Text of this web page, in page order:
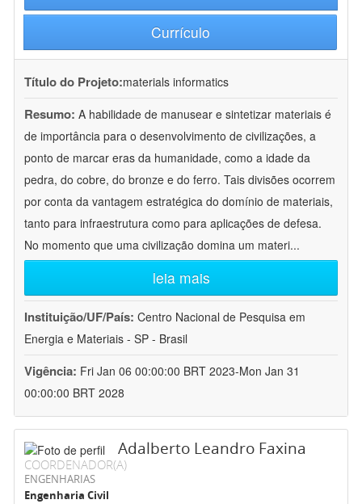
Currículo
Título do Projeto:materials informatics
Resumo: A habilidade de manusear e sintetizar materiais é
de importância para o desenvolvimento de civilizações, a
ponto de marcar eras da humanidade, como a idade da
pedra, do cobre, do bronze e do ferro. Tais divisões ocorrem
por conta da vantagem estratégica do domínio de materiais,
tanto para infraestrutura como para aplicações de defesa.
No momento que uma civilização domina um materi...
leia mais
Instituição/UF/País: Centro Nacional de Pesquisa em
Energia e Materiais - SP - Brasil
Vigência: Fri Jan 06 00:00:00 BRT 2023-Mon Jan 31
00:00:00 BRT 2028
Adalberto Leandro Faxina
COORDENADOR(A)
ENGENHARIAS
Engenharia Civil